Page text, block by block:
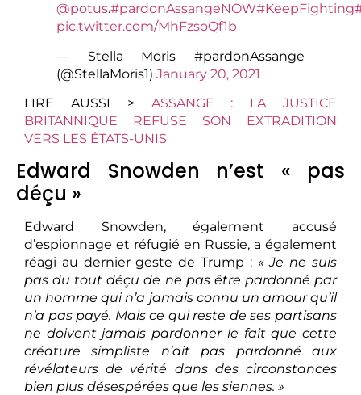
@potus.#pardonAssangeNOW#KeepFighting
pic.twitter.com/MhFzsoQf1b
— Stella Moris #pardonAssange
(@StellaMoris1) January 20, 2021
LIRE AUSSI > ASSANGE : LA JUSTICE
BRITANNIQUE REFUSE SON EXTRADITION
VERS LES ÉTATS-UNIS
Edward Snowden n’est « pas
déçu »
Edward Snowden, également accusé
d’espionnage et réfugié en Russie, a également
réagi au dernier geste de Trump : « Je ne suis
pas du tout déçu de ne pas être pardonné par
un homme qui n’a jamais connu un amour qu’il
n’a pas payé. Mais ce qui reste de ses partisans
ne doivent jamais pardonner le fait que cette
créature simpliste n’ait pas pardonné aux
révélateurs de vérité dans des circonstances
bien plus désespérées que les siennes. »